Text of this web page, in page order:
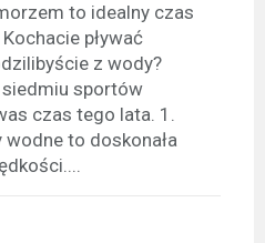
to idealny czas
pływać
z wody?
sportów
czas tego lata. 1.
wodne to doskonała